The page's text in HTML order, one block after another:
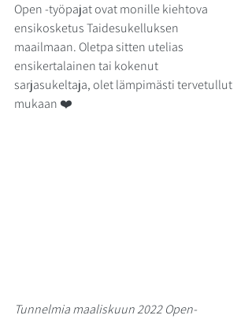
Open -työpajat ovat monille kiehtova
ensikosketus Taidesukelluksen
maailmaan. Oletpa sitten utelias
ensikertalainen tai kokenut
sarjasukeltaja, olet lämpimästi tervetullut
mukaan ❤️
Tunnelmia maaliskuun 2022 Open-